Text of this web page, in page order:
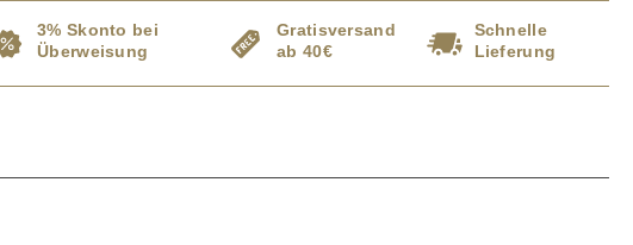
3% Skonto bei
Überweisung
Gratisversand
ab 40€
Schnelle
Lieferung